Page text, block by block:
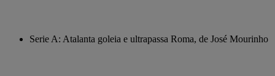
Serie A: Atalanta goleia e ultrapassa Roma, de José Mourinho